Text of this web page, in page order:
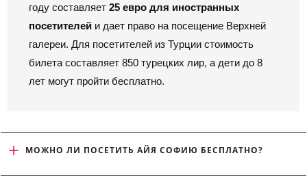
году составляет 25 евро для иностранных
посетителей и дает право на посещение Верхней
галереи. Для посетителей из Турции стоимость
билета составляет 850 турецких лир, а дети до 8
лет могут пройти бесплатно.
МОЖНО ЛИ ПОСЕТИТЬ АЙЯ СОФИЮ БЕСПЛАТНО?